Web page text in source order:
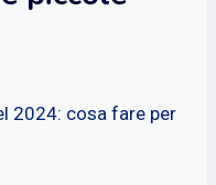
2024: cosa fare per